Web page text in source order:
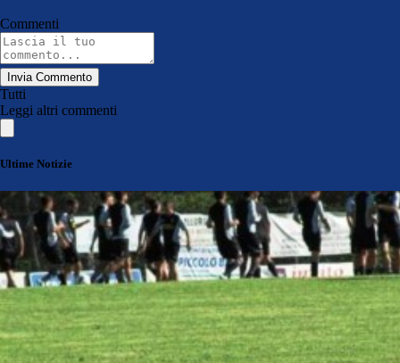
Commenti
Invia Commento
Tutti
Leggi altri commenti
Ultime Notizie